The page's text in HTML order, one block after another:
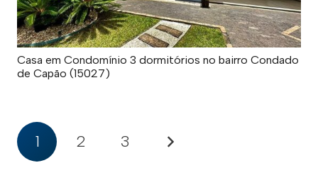
Casa em Condomínio 3 dormitórios no bairro Condado
de Capão (15027)
1 2 3